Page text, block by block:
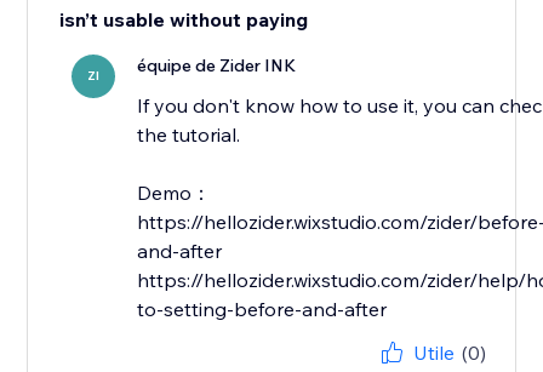
isn’t usable without paying
ZI équipe de Zider INK
If you don't know how to use it, you can
the tutorial.
Demo：
https://hellozider.wixstudio.com/zider/
and-after
https://hellozider.wixstudio.com/zider/help/
to-setting-before-and-after
Utile (0)